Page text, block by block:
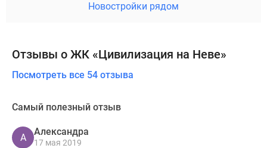
Новостройки рядом
Отзывы о ЖК «Цивилизация на Неве»
Посмотреть все 54 отзыва
Самый полезный отзыв
А
Александра
17 мая 2019